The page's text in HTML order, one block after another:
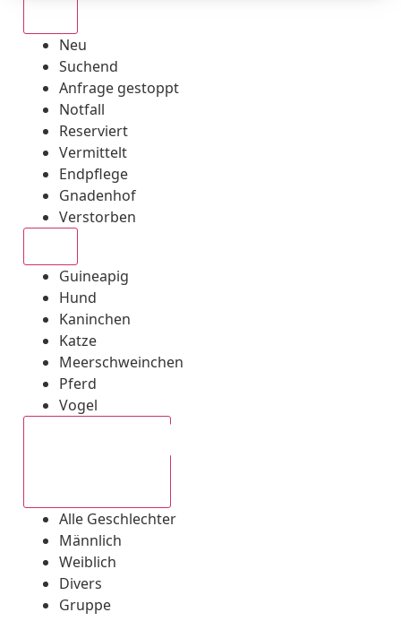
Neu
Suchend
Anfrage gestoppt
Notfall
Reserviert
Vermittelt
Endpflege
Gnadenhof
Verstorben
Guineapig
Hund
Kaninchen
Katze
Meerschweinchen
Pferd
Vogel
Alle Geschlechter
Männlich
Weiblich
Divers
Gruppe